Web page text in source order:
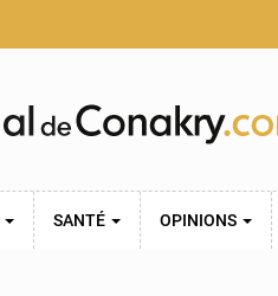
SANTÉ OPINIONS